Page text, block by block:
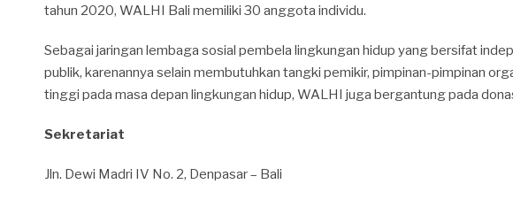
tahun 2020, WALHI Bali memiliki 30 anggota individu.
Sebagai jaringan lembaga sosial pembela lingkungan hidup yang bersifat
publik, karenannya selain membutuhkan tangki pemikir, pimpinan-pimpinan
tinggi pada masa depan lingkungan hidup, WALHI juga bergantung pada
Sekretariat
Jln. Dewi Madri IV No. 2, Denpasar – Bali